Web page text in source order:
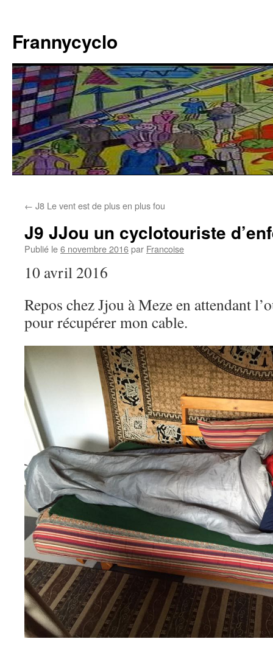
contenu
Frannycyclo
← J8 Le vent est de plus en plus fou
J9 JJou un cyclotouriste
Publié le6 novembre 2016par Francoise
10 avril 2016
Repos chez Jjou à Meze en attendant
pour récupérer mon cable.